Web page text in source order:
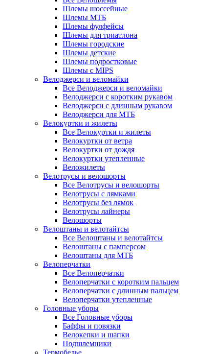
Шлемы шоссейные
Шлемы МТБ
Шлемы фулфейсы
Шлемы для триатлона
Шлемы городские
Шлемы детские
Шлемы подростковые
Шлемы с MIPS
Велоджерси и веломайки
Все Велоджерси и веломайки
Велоджерси с коротким рукавом
Велоджерси с длинным рукавом
Велоджерси для МТБ
Велокуртки и жилеты
Все Велокуртки и жилеты
Велокуртки от ветра
Велокуртки от дождя
Велокуртки утепленные
Веложилеты
Велотрусы и велошорты
Все Велотрусы и велошорты
Велотрусы с лямками
Велотрусы без лямок
Велотрусы лайнеры
Велошорты
Велоштаны и велотайтсы
Все Велоштаны и велотайтсы
Велоштаны с памперсом
Велоштаны для МТБ
Велоперчатки
Все Велоперчатки
Велоперчатки с коротким пальцем
Велоперчатки с длинным пальцем
Велоперчатки утепленные
Головные уборы
Все Головные уборы
Баффы и повязки
Велокепки и шапки
Подшлемники
Термобелье